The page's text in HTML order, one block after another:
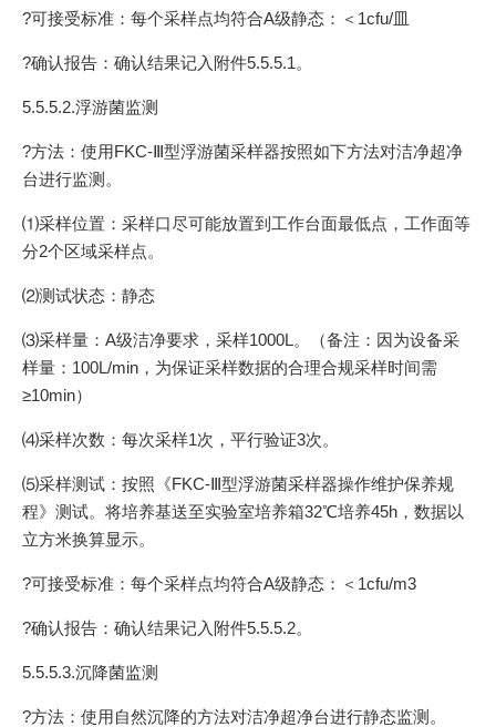
?可接受标准：每个采样点均符合A级静态：＜1cfu/皿
?确认报告：确认结果记入附件5.5.5.1。
5.5.5.2.浮游菌监测
?方法：使用FKC-Ⅲ型浮游菌采样器按照如下方法对洁净超净
台进行监测。
⑴采样位置：采样口尽可能放置到工作台面最低点，工作面等
分2个区域采样点。
⑵测试状态：静态
⑶采样量：A级洁净要求，采样1000L。（备注：因为设备采
样量：100L/min，为保证采样数据的合理合规采样时间需
≥10min）
⑷采样次数：每次采样1次，平行验证3次。
⑸采样测试：按照《FKC-Ⅲ型浮游菌采样器操作维护保养规
程》测试。将培养基送至实验室培养箱32℃培养45h，数据以
立方米换算显示。
?可接受标准：每个采样点均符合A级静态：＜1cfu/m3
?确认报告：确认结果记入附件5.5.5.2。
5.5.5.3.沉降菌监测
?方法：使用自然沉降的方法对洁净超净台进行静态监测。